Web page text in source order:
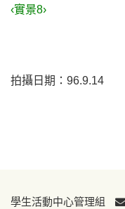
‹實景8›
拍攝日期：96.9.14
:::
學生活動中心管理組